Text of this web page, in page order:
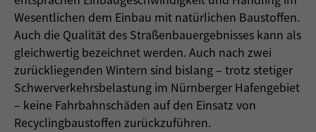
Wesentlichen dem Einbau mit natürlichen Baustoffen.
Auch die Qualität des Straßenbauergebnisses kann als
gleichwertig bezeichnet werden. Auch nach zwei
zurückliegenden Wintern sind bislang – trotz stetiger
Schwerverkehrsbelastung im Nürnberger Hafengebiet
– keine Fahrbahnschäden auf den Einsatz von
Recyclingbaustoffen zurückzuführen.